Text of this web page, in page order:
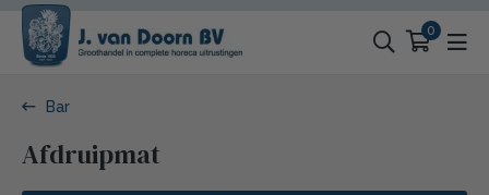
0
Bar
Afdruipmat